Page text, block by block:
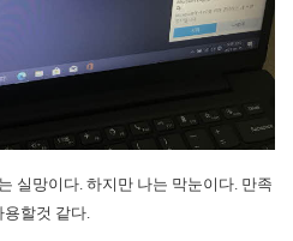
실망이다. 하지만 나는 막눈이다. 만족
할것 같다.